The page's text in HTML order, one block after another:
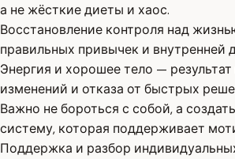
а не жёсткие диеты и хаос.
Восстановление контроля над
правильных привычек и внутренней
Энергия и хорошее тело —
изменений и отказа от быстрых
Важно не бороться с собой, а
систему, которая поддерживает
Поддержка и разбор